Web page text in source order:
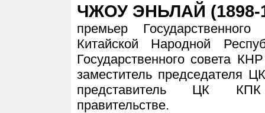
ЧЖОУ ЭНЬЛАЙ (1898-
премьер Государственного
Китайской Народной
Государственного совета
заместитель председателя
представитель ЦК
правительстве.